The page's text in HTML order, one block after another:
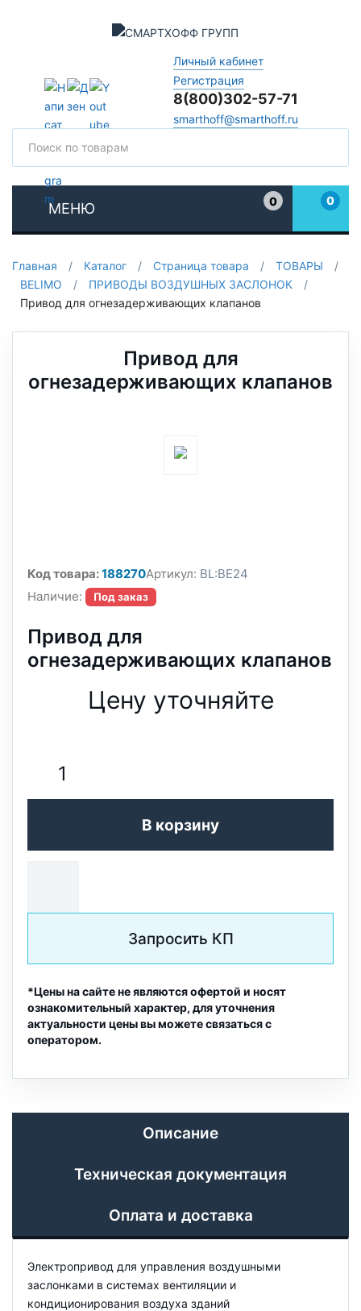
Личный кабинет
Регистрация
8(800)302-57-71
smarthoff@smarthoff.ru
МЕНЮ
0
0
Главная / Каталог / Страница товара / ТОВАРЫ
/
BELIMO
/ ПРИВОДЫ ВОЗДУШНЫХ ЗАСЛОНОК
/
Привод для огнезадерживающих клапанов
Привод для
огнезадерживающих клапанов
Код товара:188270Артикул: BL:BE24
Наличие:
Под заказ
Привод для
огнезадерживающих клапанов
Цену уточняйте
В корзину
Запросить КП
*Цены на сайте не являются офертой и носят
ознакомительный характер, для уточнения
актуальности цены вы можете связаться с
оператором.
Описание
Техническая документация
Оплата и доставка
Электропривод для управления воздушными
заслонками в системах вентиляции и
кондиционирования воздуха зданий